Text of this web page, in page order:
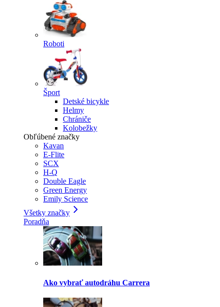
Roboti
Šport
Detské bicykle
Helmy
Chrániče
Kolobežky
Obľúbené značky
Kavan
E-Flite
SCX
H-Q
Double Eagle
Green Energy
Emily Science
Všetky značky
Poradňa
Ako vybrať autodráhu Carrera